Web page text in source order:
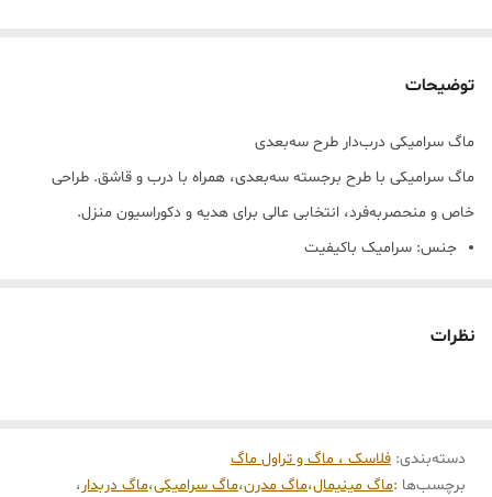
توضیحات
ماگ سرامیکی درب‌دار طرح سه‌بعدی
ماگ سرامیکی با طرح برجسته سه‌بعدی، همراه با درب و قاشق. طراحی
خاص و منحصر‌به‌فرد، انتخابی عالی برای هدیه و دکوراسیون منزل.
جنس: سرامیک باکیفیت
نظرات
دسته‌بندی: فلاسک ، ماگ و تراول ماگ
برچسب‌ها :ماگ مینیمال،ماگ مدرن،ماگ سرامیکی،ماگ دربدار،